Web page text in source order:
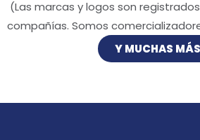
(Las marcas y logos son
compañías. Somos
Y MUCHAS MÁS